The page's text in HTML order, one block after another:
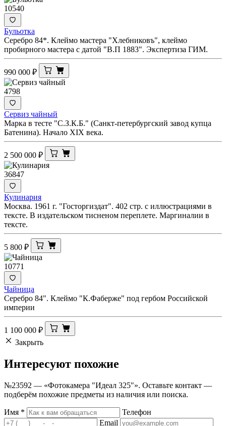
10540
Бульотка
Серебро 84*. Клеймо мастера "Хлебниковъ", клеймо
пробирного мастера с датой "В.П 1883". Экспертиза ГИМ.
990 000 ₽
4798
Сервиз чайный
Марка в тесте "С.З.К.Б." (Санкт-петербургский завод купца
Батенина). Начало XIX века.
2 500 000 ₽
36847
Кулинария
Москва. 1961 г. "Госторгиздат". 402 стр. с иллюстрациями в
тексте. В издательском тисненом переплете. Маргиналии в
тексте.
5 800 ₽
10771
Чайница
Серебро 84". Клеймо "К.Фаберже" под гербом Российской
империи
1 100 000 ₽
Закрыть
Интересуют похожие
№23592 — «Фотокамера "Идеал 325"». Оставьте контакт —
подберём похожие предметы из наличия или поиска.
Имя *
Телефон
Email